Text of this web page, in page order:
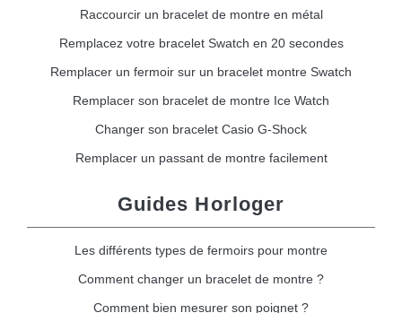
Raccourcir un bracelet de montre en métal
Remplacez votre bracelet Swatch en 20 secondes
Remplacer un fermoir sur un bracelet montre Swatch
Remplacer son bracelet de montre Ice Watch
Changer son bracelet Casio G-Shock
Remplacer un passant de montre facilement
Guides Horloger
Les différents types de fermoirs pour montre
Comment changer un bracelet de montre ?
Comment bien mesurer son poignet ?